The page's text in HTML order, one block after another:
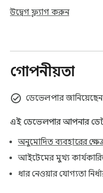
উদ্বেগ ফ্ল্যাগ করুন
গোপনীয়তা
ডেভেলপার
এই ডেভেলপার আপনার ডেটা
অনুমোদিত ব্যবহারের
আইটেমের মুখ্য
ধার নেওয়ার যোগ্যতা